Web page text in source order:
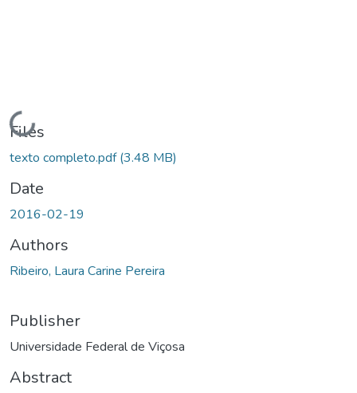
Loading...
Files
texto completo.pdf(3.48 MB)
Date
2016-02-19
Authors
Ribeiro, Laura Carine Pereira
Publisher
Universidade Federal de Viçosa
Abstract